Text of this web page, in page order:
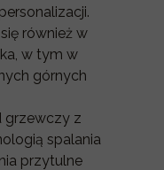
również w
w tym w
górnych
grzewczy z
spalania
przytulne